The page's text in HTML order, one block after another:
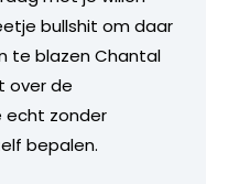
bullshit om daar
te blazen Chantal
over de
echt zonder
bepalen.